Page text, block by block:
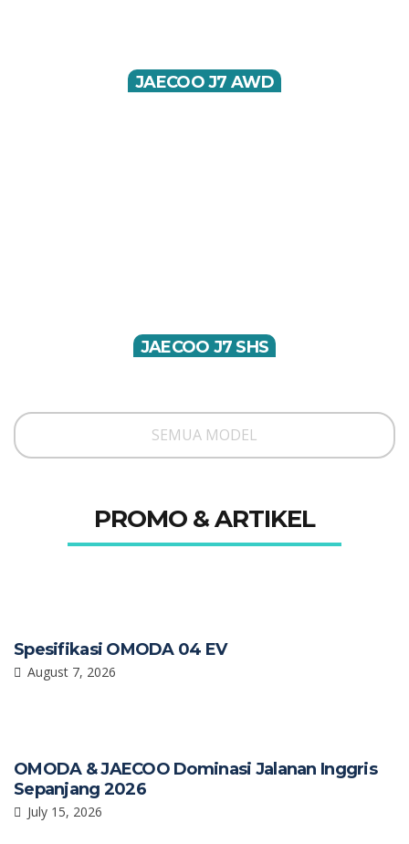
JAECOO J7 AWD
JAECOO J7 SHS
SEMUA MODEL
PROMO & ARTIKEL
Spesifikasi OMODA 04 EV
August 7, 2026
OMODA & JAECOO Dominasi Jalanan Inggris
Sepanjang 2026
July 15, 2026